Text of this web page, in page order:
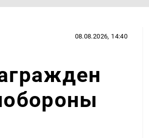
08.08.2026, 14:40